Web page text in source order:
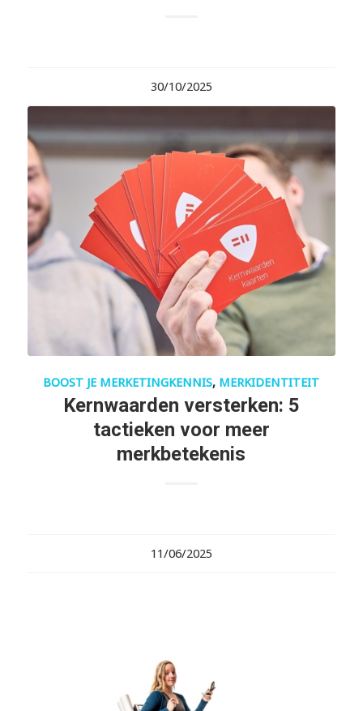
30/10/2025
BOOST JE MERKETINGKENNIS, MERKIDENTITEIT
Kernwaarden versterken: 5
tactieken voor meer
merkbetekenis
11/06/2025